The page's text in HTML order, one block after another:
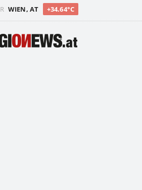
WIEN, AT +34.64°C